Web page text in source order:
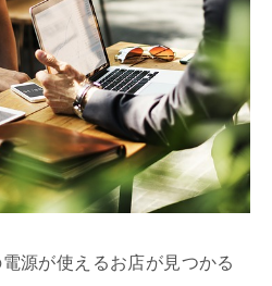
源が使えるお店が見つかる